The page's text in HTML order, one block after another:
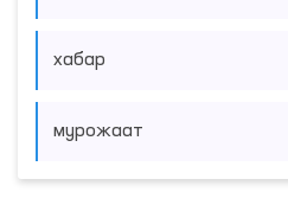
хабар
мурожаат